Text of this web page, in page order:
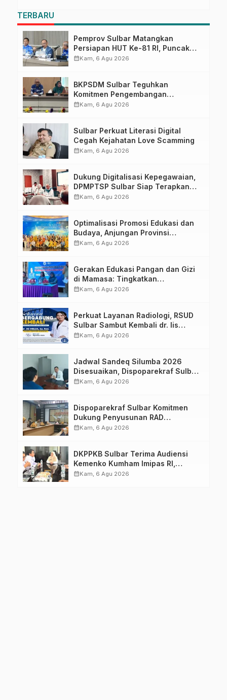
TERBARU
Pemprov Sulbar Matangkan
Persiapan HUT Ke-81 RI, Puncak
Upacara di Lapangan Ahmad
calendar_monthKam, 6 Agu 2026
BKPSDM Sulbar Teguhkan
Komitmen Pengembangan
Kompetensi ASN melalui
calendar_monthKam, 6 Agu 2026
Sulbar Perkuat Literasi Digital
Cegah Kejahatan Love Scamming
calendar_monthKam, 6 Agu 2026
Dukung Digitalisasi Kepegawaian,
DPMPTSP Sulbar Siap Terapkan
Aplikasi FLEKSI ASN
calendar_monthKam, 6 Agu 2026
Optimalisasi Promosi Edukasi dan
Budaya, Anjungan Provinsi
Sulawesi Barat Perkuat Kolaborasi
calendar_monthKam, 6 Agu 2026
Gerakan Edukasi Pangan dan Gizi
di Mamasa: Tingkatkan
Pengetahuan dan Keterampilan
calendar_monthKam, 6 Agu 2026
Perkuat Layanan Radiologi, RSUD
Sulbar Sambut Kembali dr. Iis
Imelda, Sp.Rad
calendar_monthKam, 6 Agu 2026
Jadwal Sandeq Silumba 2026
Disesuaikan, Dispoparekraf Sulbar
Pastikan Persiapan Tetap
calendar_monthKam, 6 Agu 2026
Dispoparekraf Sulbar Komitmen
Dukung Penyusunan RAD
TPB/SDGs Sulawesi Barat
calendar_monthKam, 6 Agu 2026
DKPPKB Sulbar Terima Audiensi
Kemenko Kumham Imipas RI,
Perkuat Pelayanan Kesehatan bagi
calendar_monthKam, 6 Agu 2026